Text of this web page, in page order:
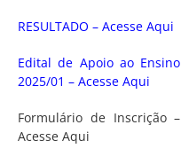
RESULTADO – Acesse Aqui
Edital de Apoio ao Ensino
2025/01 – Acesse Aqui
Formulário de Inscrição –
Acesse Aqui